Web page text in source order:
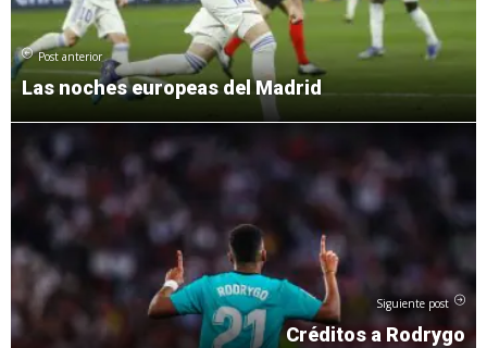
Post anterior
Las noches europeas del Madrid
Siguiente post
Créditos a Rodrygo